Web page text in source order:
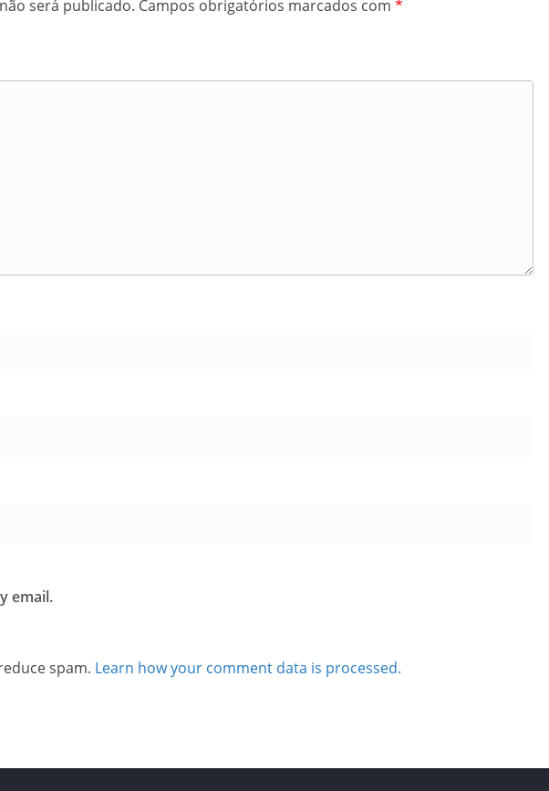
será publicado. Campos obrigatórios marcados com *
email.
spam. Learn how your comment data is processed.